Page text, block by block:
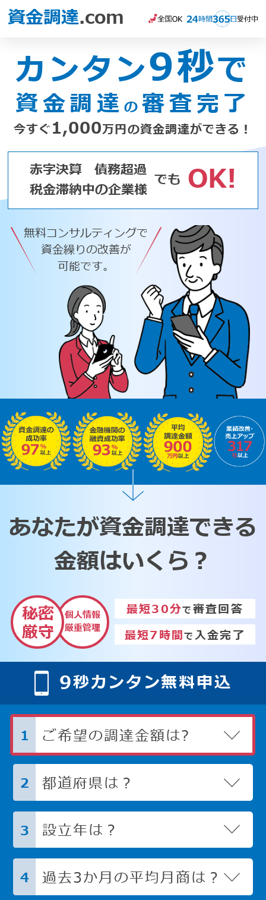
資金調達.com
カンタン9秒で
資金調達 の審査完了
今すぐ1,000万円の資金調達ができる！
赤字決算
債務超過
税金滞納中の企業様 でも OK!
無料コンサルティングで
資金繰りの改善が
可能です。
あなたが資金調達できる
金額はいくら？
秘密
厳守
個人情報
厳重管理
最短30分で審査回答
最短7時間で入金完了
9秒カンタン無料申込
1 ご希望の調達金額は?
2 都道府県は？
3 設立年は？
4 過去3か月の平均月商は？